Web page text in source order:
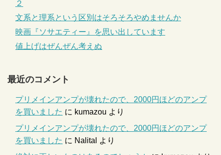
２
文系と理系という区別はそろそろやめませんか
映画『ソサエティー』を思い出しています
値上げはぜんぜん考えぬ
最近のコメント
プリメインアンプが壊れたので、2000円ほどのアンプ
を買いました に kumazou より
プリメインアンプが壊れたので、2000円ほどのアンプ
を買いました に Nalital
より